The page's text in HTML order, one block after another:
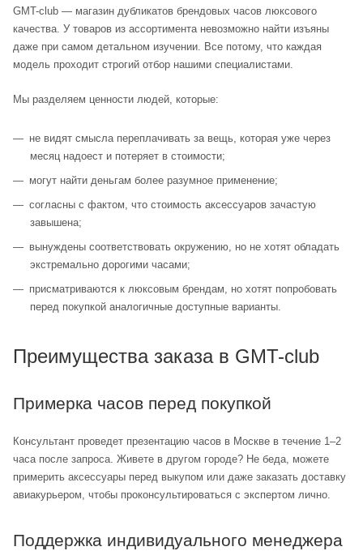
GMT-club — магазин дубликатов брендовых часов люксового
качества. У товаров из ассортимента невозможно найти изъяны
даже при самом детальном изучении. Все потому, что каждая
модель проходит строгий отбор нашими специалистами.
Мы разделяем ценности людей, которые:
не видят смысла переплачивать за вещь, которая уже через
месяц надоест и потеряет в стоимости;
могут найти деньгам более разумное применение;
согласны с фактом, что стоимость аксессуаров зачастую
завышена;
вынуждены соответствовать окружению, но не хотят обладать
экстремально дорогими часами;
присматриваются к люксовым брендам, но хотят попробовать
перед покупкой аналогичные доступные варианты.
Преимущества заказа в GMT-club
Примерка часов перед покупкой
Консультант проведет презентацию часов в Москве в течение 1–2
часа после запроса. Живете в другом городе? Не беда, можете
примерить аксессуары перед выкупом или даже заказать доставку
авиакурьером, чтобы проконсультироваться с экспертом лично.
Поддержка индивидуального менеджера